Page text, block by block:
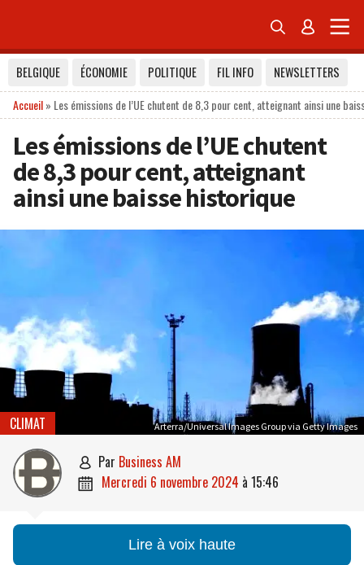
 
BELGIQUE ÉCONOMIE POLITIQUE FIL INFO
NEWSLETTERS
Accueil» Les émissions de l’UE chutent de 8,3 pour cent, atteignant ainsi une
Les émissions de l’UE chutent
de 8,3 pour cent, atteignant
ainsi une baisse historique
Arterra/Universal Images Group via Getty Images
CLIMAT
 par Business AM
 mercredi 6 novembre 2024 à 15:46
Lire à voix haute